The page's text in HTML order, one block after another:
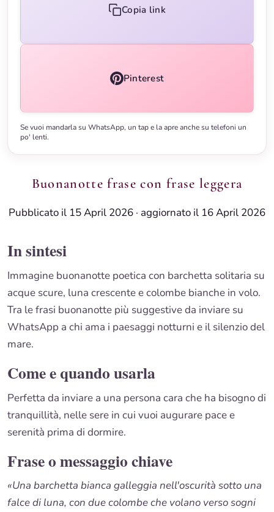
Copia link
Pinterest
Se vuoi mandarla su WhatsApp, un tap e la apre anche su telefoni un
po' lenti.
Buonanotte frase con frase leggera
Pubblicato il 15 April 2026 · aggiornato il 16 April 2026
In sintesi
Immagine buonanotte poetica con barchetta solitaria su
acque scure, luna crescente e colombe bianche in volo.
Tra le frasi buonanotte più suggestive da inviare su
WhatsApp a chi ama i paesaggi notturni e il silenzio del
mare.
Come e quando usarla
Perfetta da inviare a una persona cara che ha bisogno di
tranquillità, nelle sere in cui vuoi augurare pace e
serenità prima di dormire.
Frase o messaggio chiave
«Una barchetta bianca galleggia nell'oscurità sotto una
falce di luna, con due colombe che volano verso sogni